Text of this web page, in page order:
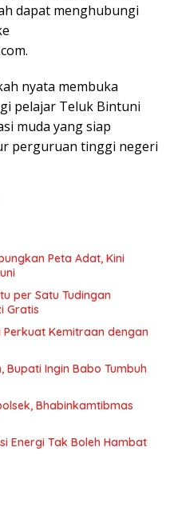
dapat menghubungi
nyata membuka
pelajar Teluk Bintuni
muda yang siap
perguruan tinggi negeri
Peta Adat, Kini
per Satu Tudingan
Gratis
Perkuat Kemitraan dengan
Bupati Ingin Babo Tumbuh
Bhabinkamtibmas
Energi Tak Boleh Hambat